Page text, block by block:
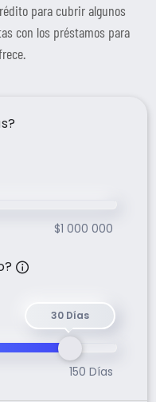
para cubrir algunos
con los préstamos para
$1 000 000
150 Días
30 Días